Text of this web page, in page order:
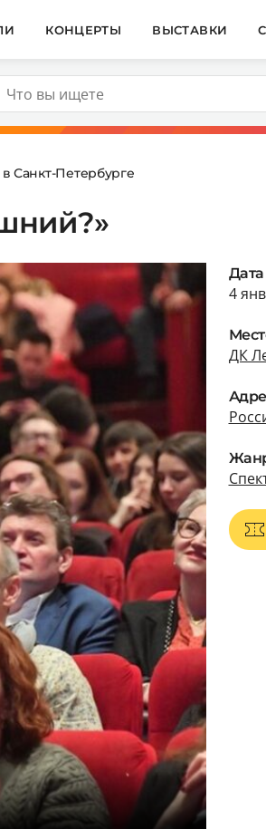
КОНЦЕРТЫ ВЫСТАВКИ
Санкт-Петербурге
Дата
4
ДК